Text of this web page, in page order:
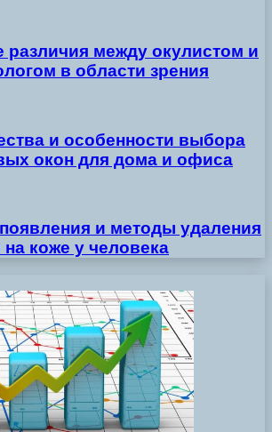
между окулистом и
в области зрения
и особенности выбора
окон для дома и офиса
и методы удаления
коже у человека